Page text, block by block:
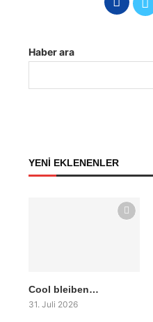
Haber ara
YENİ EKLENENLER
Cool bleiben…
31. Juli 2026